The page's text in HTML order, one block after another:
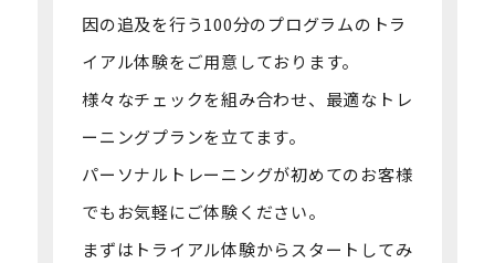
因の追及を行う100分のプログラムの トラ
イアル体験をご用意しております。
様々なチェックを組み合わせ、最適なトレ
ーニングプランを立てます。
パーソナルトレーニングが初めてのお客様
でもお気軽にご体験ください。
まずはトライアル体験からスタートしてみ